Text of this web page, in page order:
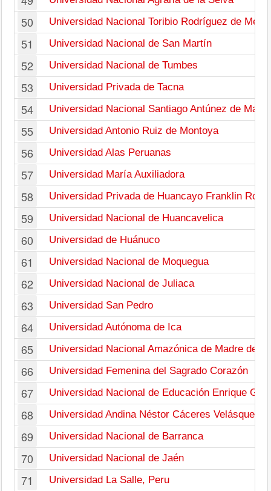
50 Universidad Nacional Toribio Rodríguez de
51 Universidad Nacional de San Martín
52 Universidad Nacional de Tumbes
53 Universidad Privada de Tacna
54 Universidad Nacional Santiago Antúnez de
55 Universidad Antonio Ruiz de Montoya
56 Universidad Alas Peruanas
57 Universidad María Auxiliadora
58 Universidad Privada de Huancayo Franklin
59 Universidad Nacional de Huancavelica
60 Universidad de Huánuco
61 Universidad Nacional de Moquegua
62 Universidad Nacional de Juliaca
63 Universidad San Pedro
64 Universidad Autónoma de Ica
65 Universidad Nacional Amazónica de Madre de
66 Universidad Femenina del Sagrado Corazón
67 Universidad Nacional de Educación Enrique
68 Universidad Andina Néstor Cáceres Velásquez
69 Universidad Nacional de Barranca
70 Universidad Nacional de Jaén
71 Universidad La Salle, Peru